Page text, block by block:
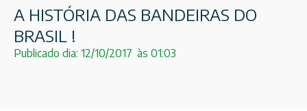
A HISTÓRIA DAS BANDEIRAS DO
BRASIL !
Publicado dia: 12/10/2017 às 01:03